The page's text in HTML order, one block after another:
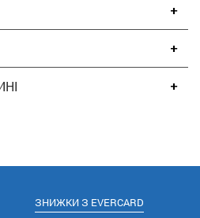
ЗНИЖКИ З EVERCARD